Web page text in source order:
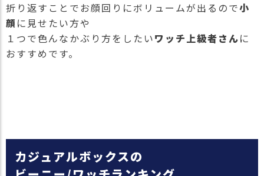
折り返すことでお顔回りにボリュームが出るので小
顔に見せたい方や
１つで色んなかぶり方をしたいワッチ上級者さんに
おすすめです。
カジュアルボックスの